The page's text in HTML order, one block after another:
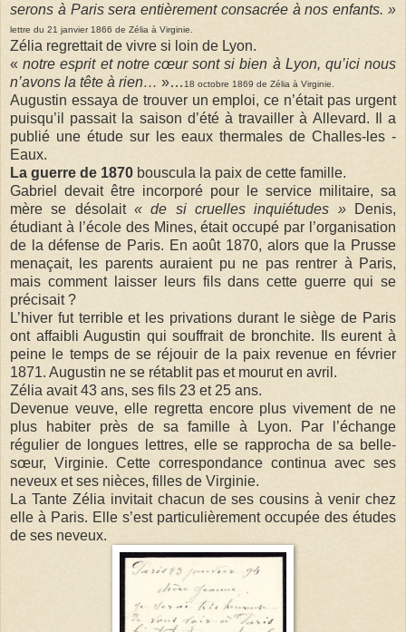
serons à Paris sera entièrement consacrée à nos enfants. »
lettre du 21 janvier 1866 de Zélia à Virginie.
Zélia regrettait de vivre si loin de Lyon.
«notre esprit et notre cœur sont si bien à Lyon, qu’ici nous
n’avons la tête à rien… »… 18 octobre 1869 de Zélia à Virginie.
Augustin essaya de trouver un emploi, ce n’était pas urgent
puisqu’il passait la saison d’été à travailler à Allevard. Il a
publié une étude sur les eaux thermales de Challes-les -
Eaux.
La guerre de 1870 bouscula la paix de cette famille.
Gabriel devait être incorporé pour le service militaire, sa
mère se désolait « de si cruelles inquiétudes »
Denis,
étudiant à l’école des Mines, était occupé par l’organisation
de la défense de Paris. En août 1870, alors que la Prusse
menaçait, les parents auraient pu ne pas rentrer à Paris,
mais comment laisser leurs fils dans cette guerre qui se
précisait ?
L’hiver fut terrible et les privations durant le siège de Paris
ont affaibli Augustin qui souffrait de bronchite. Ils eurent à
peine le temps de se réjouir de la paix revenue en février
1871. Augustin ne se rétablit pas et mourut en avril.
Zélia avait 43 ans, ses fils 23 et 25 ans.
Devenue veuve, elle regretta encore plus vivement de ne
plus habiter près de sa famille à Lyon. Par l’échange
régulier de longues lettres, elle se rapprocha de sa belle-
sœur, Virginie. Cette correspondance continua avec ses
neveux et ses nièces, filles de Virginie.
La Tante Zélia invitait chacun de ses cousins à venir chez
elle à Paris. Elle s’est particulièrement occupée des études
de ses neveux.